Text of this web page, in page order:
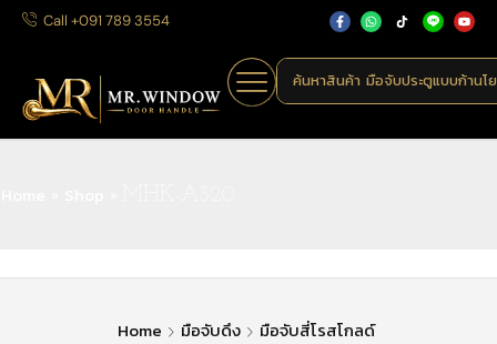
Call +091 789 3554
ค้นหาสินค้า มือจับประตูแบบก้านโ
Home มือจับดึง มือจับสี่โรสโกลด์